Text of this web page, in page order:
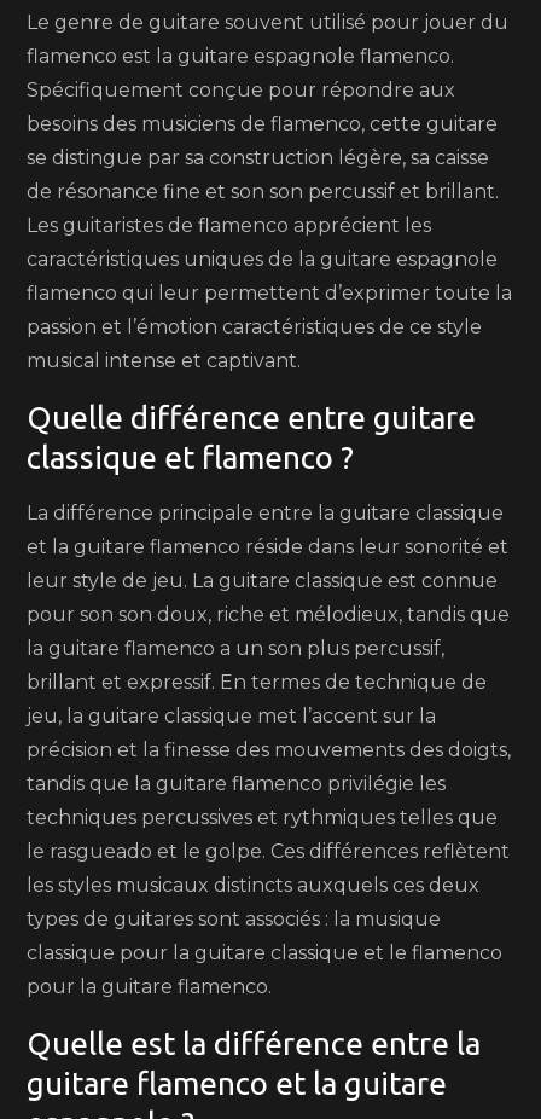
Le genre de guitare souvent utilisé pour jouer du
flamenco est la guitare espagnole flamenco.
Spécifiquement conçue pour répondre aux
besoins des musiciens de flamenco, cette guitare
se distingue par sa construction légère, sa caisse
de résonance fine et son son percussif et brillant.
Les guitaristes de flamenco apprécient les
caractéristiques uniques de la guitare espagnole
flamenco qui leur permettent d’exprimer toute la
passion et l’émotion caractéristiques de ce style
musical intense et captivant.
Quelle différence entre guitare
classique et flamenco ?
La différence principale entre la guitare classique
et la guitare flamenco réside dans leur sonorité et
leur style de jeu. La guitare classique est connue
pour son son doux, riche et mélodieux, tandis que
la guitare flamenco a un son plus percussif,
brillant et expressif. En termes de technique de
jeu, la guitare classique met l’accent sur la
précision et la finesse des mouvements des doigts,
tandis que la guitare flamenco privilégie les
techniques percussives et rythmiques telles que
le rasgueado et le golpe. Ces différences reflètent
les styles musicaux distincts auxquels ces deux
types de guitares sont associés : la musique
classique pour la guitare classique et le flamenco
pour la guitare flamenco.
Quelle est la différence entre la
guitare flamenco et la guitare